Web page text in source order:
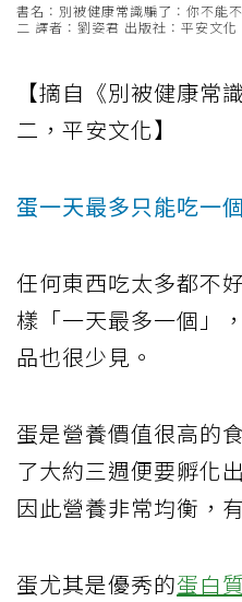
書名：別被健康常識騙了：你不能
二 譯者：劉姿君 出版社：平安文
【摘自《別被健康常
二，平安文化】
蛋一天最多只能吃一個
任何東西吃太多都不
樣「一天最多一個」
品也很少見。
蛋是營養價值很高的
了大約三週便要孵化
因此營養非常均衡，
蛋尤其是優秀的蛋白